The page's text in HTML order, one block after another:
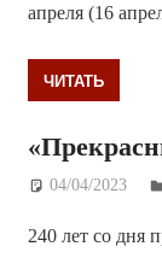
апреля (16
ЧИТАТЬ
04/04/2023
240 лет со дня